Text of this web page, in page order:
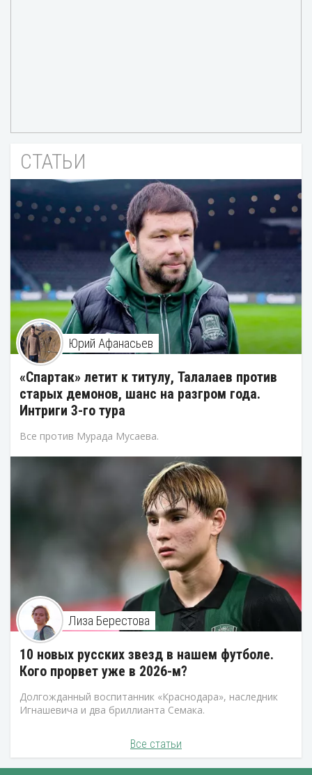
СТАТЬИ
Юрий Афанасьев
«Спартак» летит к титулу, Талалаев против
старых демонов, шанс на разгром года.
Интриги 3-го тура
Все против Мурада Мусаева.
Лиза Берестова
10 новых русских звезд в нашем футболе.
Кого прорвет уже в 2026-м?
Долгожданный воспитанник «Краснодара», наследник
Игнашевича и два бриллианта Семака.
Все статьи